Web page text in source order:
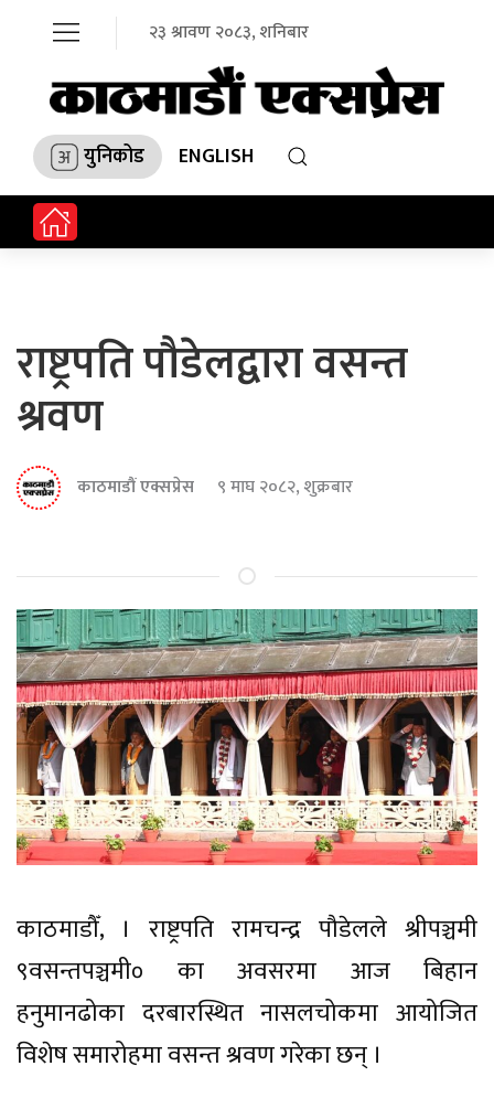
२३ श्रावण २०८३, शनिबार
युनिकोड ENGLISH
राष्ट्रपति पौडेलद्वारा वसन्त
श्रवण
काठमाडौं एक्सप्रेस ९ माघ २०८२, शुक्रबार
काठमाडौँ, । राष्ट्रपति रामचन्द्र पौडेलले श्रीपञ्चमी
९वसन्तपञ्चमी० का अवसरमा आज बिहान
हनुमानढोका दरबारस्थित नासलचोकमा आयोजित
विशेष समारोहमा वसन्त श्रवण गरेका छन् ।